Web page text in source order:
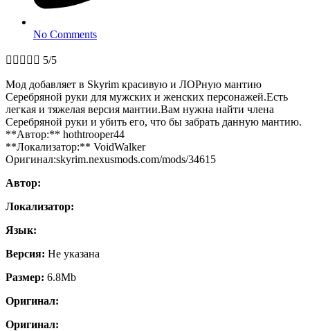
No Comments
     5/5
Мод добавляет в Skyrim красивую и ЛОРную мантию
Серебряной руки для мужских и женских персонажей.Есть
легкая и тяжелая версия мантии.Вам нужна найти члена
Серебряной руки и убить его, что бы забрать данную мантию.
**Автор:** hothtrooper44
**Локализатор:** VoidWalker
Оригинал:skyrim.nexusmods.com/mods/34615
Автор:
Локализатор:
Язык:
Версия: Не указана
Размер: 6.8Mb
Оригинал:
Оригинал: